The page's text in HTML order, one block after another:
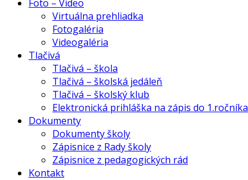
Foto – Video
Virtuálna prehliadka
Fotogaléria
Videogaléria
Tlačivá
Tlačivá – škola
Tlačivá – školská jedáleň
Tlačivá – školský klub
Elektronická prihláška na zápis do 1.ročníka
Dokumenty
Dokumenty školy
Zápisnice z Rady školy
Zápisnice z pedagogických rád
Kontakt